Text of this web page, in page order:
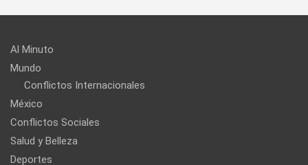
Al Minuto
Mundo
Conflictos Internacionales
México
Conflictos Sociales
Salud y Belleza
Deportes